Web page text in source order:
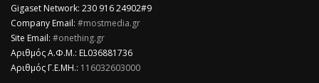
Gigaset Network: 230 916 24902#9
Company Email: #mostmedia.gr
Site Email: #onething.gr
Αριθμός Α.Φ.Μ.: EL036881736
Αριθμός Γ.Ε.ΜΗ.: 116032603000